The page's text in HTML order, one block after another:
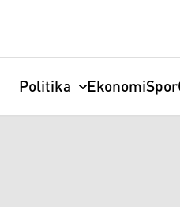
Politika EkonomiSpor